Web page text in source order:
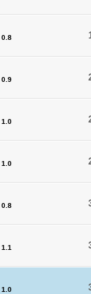
0.8
0.9
1.0
1.0
0.8
1.1
1.0